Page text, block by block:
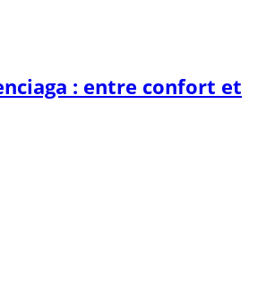
: entre confort et